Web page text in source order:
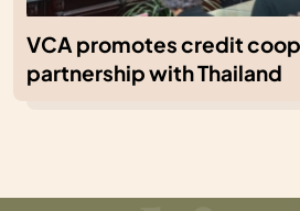
VCA promotes credit
partnership with Thailand